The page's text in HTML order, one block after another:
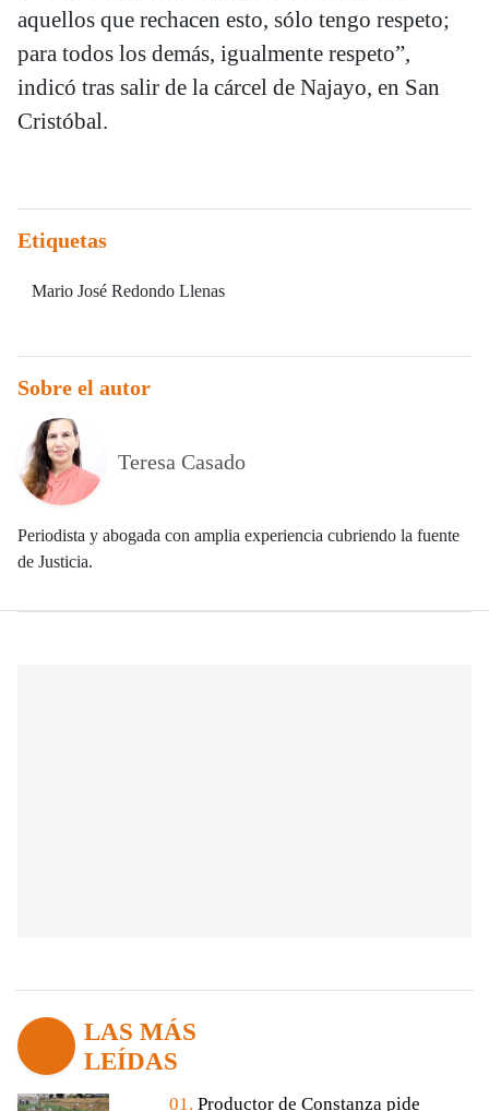
aquellos que rechacen esto, sólo tengo respeto;
para todos los demás, igualmente respeto”,
indicó tras salir de la cárcel de Najayo, en San
Cristóbal.
Etiquetas
Mario José Redondo Llenas
Sobre el autor
Teresa Casado
Periodista y abogada con amplia experiencia cubriendo la fuente
de Justicia.
LAS MÁS
LEÍDAS
01. Productor de Constanza pide